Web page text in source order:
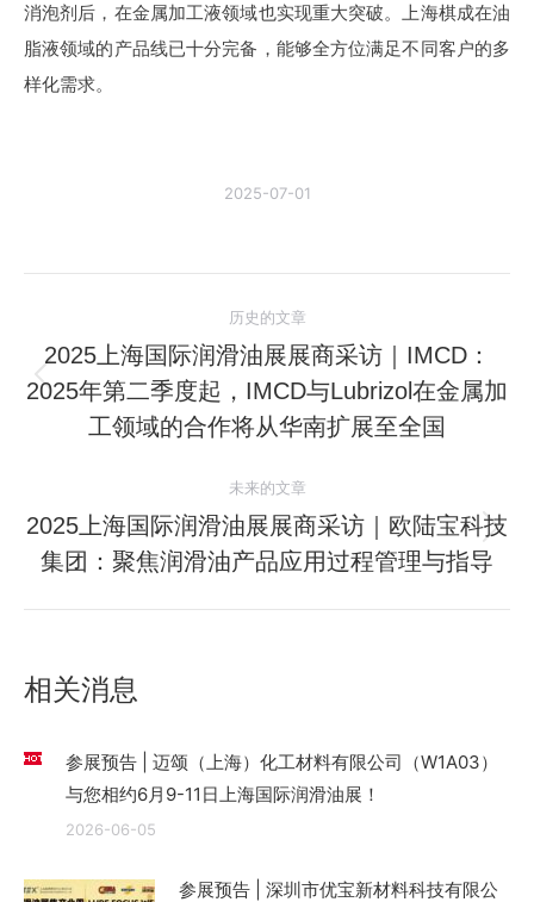
消泡剂后，在金属加工液领域也实现重大突破。上海棋成在油
脂液领域的产品线已十分完备，能够全方位满足不同客户的多
样化需求。
2025-07-01
章
导
历史的文章
历
史
文
章：
2025上海国际润滑油展展商采访｜IMCD：
2025年第二季度起，IMCD与Lubrizol在金属加
工领域的合作将从华南扩展至全国
未来的文章
未
来
的
2025上海国际润滑油展展商采访｜欧陆宝科技
集团：聚焦润滑油产品应用过程管理与指导
相关消息
参展预告 | 迈颂（上海）化工材料有限公司（W1A03）
与您相约6月9-11日上海国际润滑油展！
2026-06-05
参展预告 | 深圳市优宝新材料科技有限公